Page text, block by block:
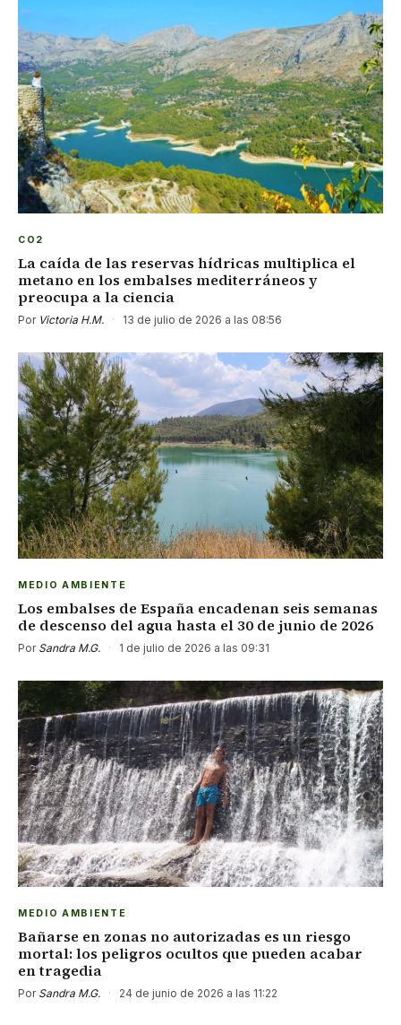
CO2
La caída de las reservas hídricas multiplica el
metano en los embalses mediterráneos y
preocupa a la ciencia
Por Victoria H.M. · 13 de julio de 2026 a las 08:56
MEDIO AMBIENTE
Los embalses de España encadenan seis semanas
de descenso del agua hasta el 30 de junio de 2026
Por Sandra M.G. · 1 de julio de 2026 a las 09:31
MEDIO AMBIENTE
Bañarse en zonas no autorizadas es un riesgo
mortal: los peligros ocultos que pueden acabar
en tragedia
Por Sandra M.G. · 24 de junio de 2026 a las 11:22